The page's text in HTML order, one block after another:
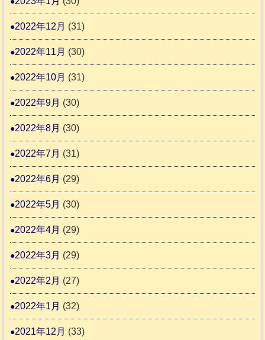
2022年12月 (31)
2022年11月 (30)
2022年10月 (31)
2022年9月 (30)
2022年8月 (30)
2022年7月 (31)
2022年6月 (29)
2022年5月 (30)
2022年4月 (29)
2022年3月 (29)
2022年2月 (27)
2022年1月 (32)
2021年12月 (33)